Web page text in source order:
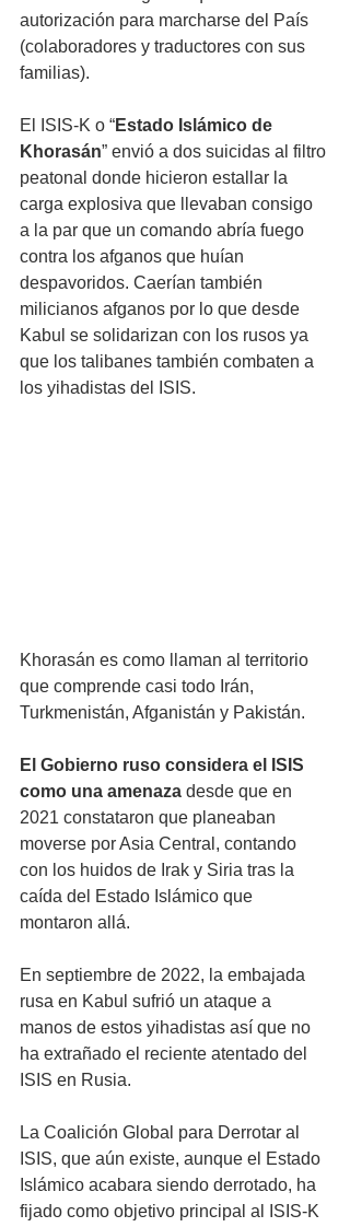
autorización para marcharse del País
(colaboradores y traductores con sus
familias).
El ISIS-K o “Estado Islámico de
Khorasán” envió a dos suicidas al filtro
peatonal donde hicieron estallar la
carga explosiva que llevaban consigo
a la par que un comando abría fuego
contra los afganos que huían
despavoridos. Caerían también
milicianos afganos por lo que desde
Kabul se solidarizan con los rusos ya
que los talibanes también combaten a
los yihadistas del ISIS.
Khorasán es como llaman al territorio
que comprende casi todo Irán,
Turkmenistán, Afganistán y Pakistán.
El Gobierno ruso considera el ISIS
como una amenaza desde que en
2021 constataron que planeaban
moverse por Asia Central, contando
con los huidos de Irak y Siria tras la
caída del Estado Islámico que
montaron allá.
En septiembre de 2022, la embajada
rusa en Kabul sufrió un ataque a
manos de estos yihadistas así que no
ha extrañado el reciente atentado del
ISIS en Rusia.
La Coalición Global para Derrotar al
ISIS, que aún existe, aunque el Estado
Islámico acabara siendo derrotado, ha
fijado como objetivo principal al ISIS-K